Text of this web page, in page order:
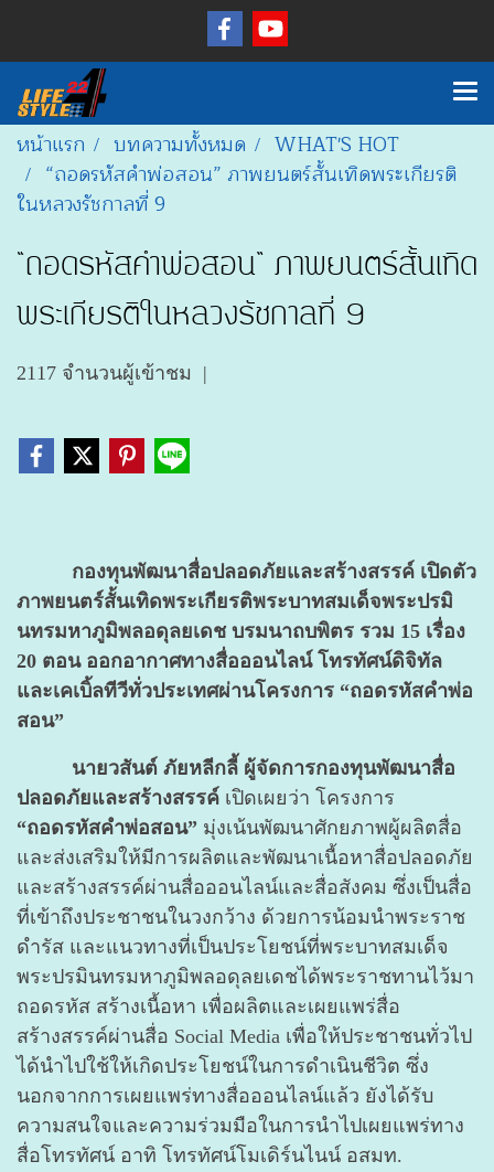
หน้าแรก บทความทั้งหมด
WHAT'S HOT
“ถอดรหัสคำพ่อสอน” ภาพยนตร์สั้นเทิดพระเกียรติ
ในหลวงรัชกาลที่ 9
“ถอดรหัสคำพ่อสอน” ภาพยนตร์สั้นเทิด
พระเกียรติในหลวงรัชกาลที่ 9
2117 จำนวนผู้เข้าชม |
กองทุนพัฒนาสื่อปลอดภัยและสร้างสรรค์ เปิดตัว
ภาพยนตร์สั้นเทิดพระเกียรติพระบาทสมเด็จพระปรมิ
นทรมหาภูมิพลอดุลยเดช บรมนาถบพิตร รวม 15 เรื่อง
20 ตอน ออกอากาศทางสื่อออนไลน์ โทรทัศน์ดิจิทัล
และเคเบิ้ลทีวีทั่วประเทศผ่านโครงการ “ถอดรหัสคำพ่อ
สอน”
นายวสันต์ ภัยหลีกลี้ ผู้จัดการกองทุนพัฒนาสื่อ
ปลอดภัยและสร้างสรรค์ เปิดเผยว่า โครงการ
“ถอดรหัสคำพ่อสอน” มุ่งเน้นพัฒนาศักยภาพผู้ผลิตสื่อ
และส่งเสริมให้มีการผลิตและพัฒนาเนื้อหาสื่อปลอดภัย
และสร้างสรรค์ผ่านสื่อออนไลน์และสื่อสังคม ซึ่งเป็นสื่อ
ที่เข้าถึงประชาชนในวงกว้าง ด้วยการน้อมนำพระราช
ดำรัส และแนวทางที่เป็นประโยชน์ที่พระบาทสมเด็จ
พระปรมินทรมหาภูมิพลอดุลยเดชได้พระราชทานไว้มา
ถอดรหัส สร้างเนื้อหา เพื่อผลิตและเผยแพร่สื่อ
สร้างสรรค์ผ่านสื่อ Social Media เพื่อให้ประชาชนทั่วไป
ได้นำไปใช้ให้เกิดประโยชน์ในการดำเนินชีวิต ซึ่ง
นอกจากการเผยแพร่ทางสื่อออนไลน์แล้ว ยังได้รับ
ความสนใจและความร่วมมือในการนำไปเผยแพร่ทาง
สื่อโทรทัศน์ อาทิ โทรทัศน์โมเดิร์นไนน์ อสมท.